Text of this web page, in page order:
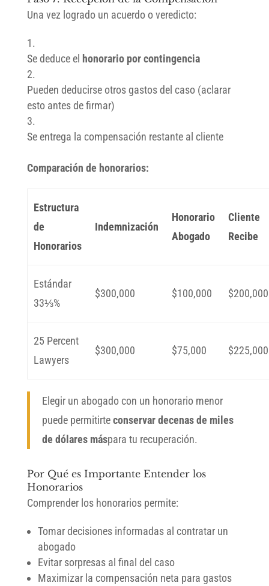
Una vez logrado un acuerdo o veredicto:
Se deduce el honorario por contingencia
Pueden deducirse otros gastos del caso (aclarar
esto antes de firmar)
Se entrega la compensación restante al cliente
Comparación de honorarios:
Estructura
de
Honorarios
Indemnización
Honorario
Abogado
Cliente
Recibe
Estándar
33⅓%
$300,000 $100,000 $200,000
25 Percent
Lawyers
$300,000 $75,000 $225,000
Elegir un abogado con un honorario menor
puede permitirteconservar decenas de miles
de dólares máspara tu recuperación.
Por Qué es Importante Entender los
Honorarios
Comprender los honorarios permite:
Tomar decisiones informadas al contratar un
abogado
Evitar sorpresas al final del caso
Maximizar la compensación neta para gastos